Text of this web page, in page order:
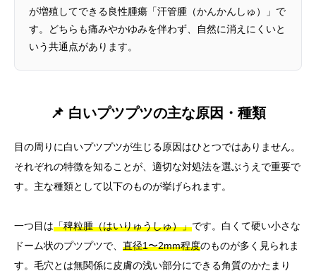
が増殖してできる良性腫瘍「汗管腫（かんかんしゅ）」で
す。どちらも痛みやかゆみを伴わず、自然に消えにくいと
いう共通点があります。
📌 白いプツプツの主な原因・種類
目の周りに白いプツプツが生じる原因はひとつではありません。
それぞれの特徴を知ることが、適切な対処法を選ぶうえで重要で
す。主な種類として以下のものが挙げられます。
一つ目は「稗粒腫（はいりゅうしゅ）」です。白くて硬い小さな
ドーム状のプツプツで、 直径1〜2mm程度のものが多く見られま
す。毛穴とは無関係に皮膚の浅い部分にできる角質のかたまり